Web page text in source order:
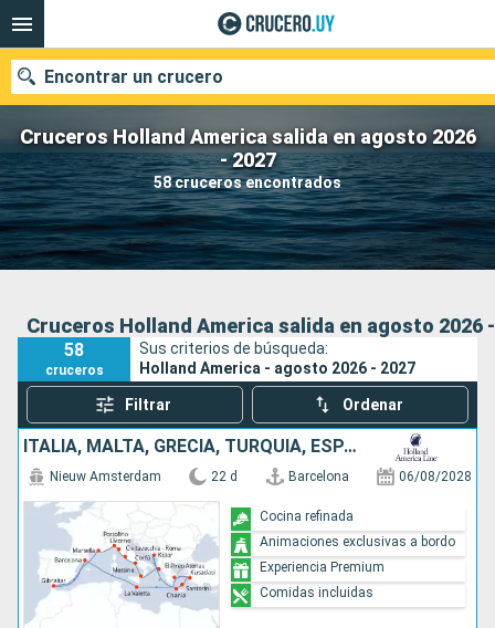
Cruceros Holland America salida en agosto 2026
- 2027
58 cruceros encontrados
Encontrar un crucero
Nuestros destinos
Fecha de salida
Buscar
Cruceros Holland America salida en agosto 2026
58
cruceros
Sus criterios de búsqueda:
Holland America - agosto 2026 - 2027
Filtrar Ordenar
ITALIA, MALTA, GRECIA, TURQUÍA, ESPAÑA, FRANCIA, MONTENEGRO
Nieuw Amsterdam 22 d Barcelona 06/08/2028
Cocina refinada
Animaciones exclusivas a bordo
Experiencia Premium
Comidas incluidas